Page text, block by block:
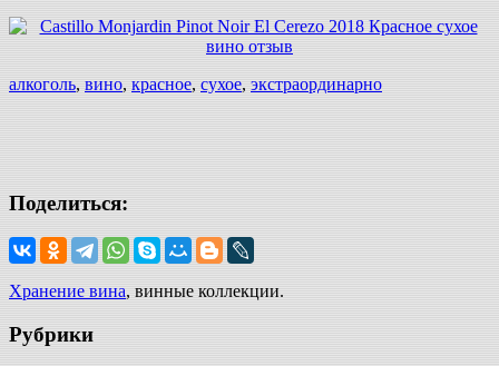
алкоголь, вино, красное, сухое, экстраординарно
Поделиться:
Хранение вина, винные коллекции.
Рубрики